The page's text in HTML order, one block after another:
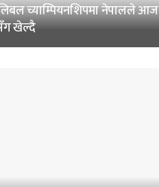
च्याम्पियनशिपमा नेपालले आज
खेल्दै